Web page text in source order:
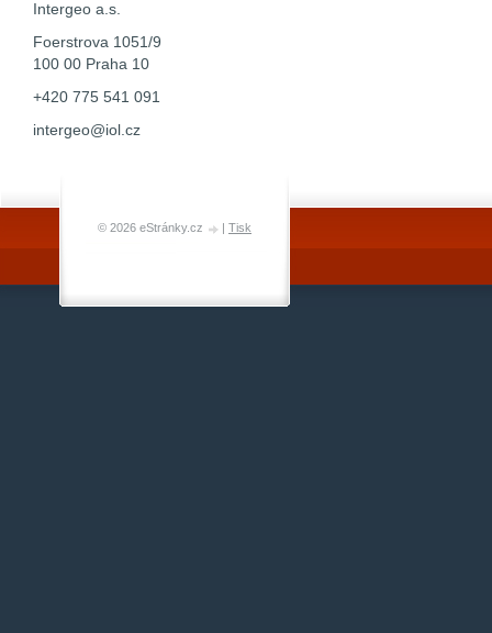
Intergeo a.s.
Foerstrova 1051/9
100 00 Praha 10
+420 775 541 091
intergeo@iol.cz
© 2026 eStránky.cz Tisk